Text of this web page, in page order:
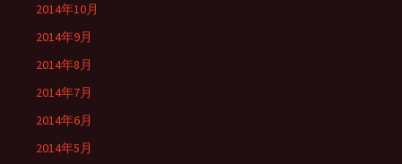
2014年10月
2014年9月
2014年8月
2014年7月
2014年6月
2014年5月